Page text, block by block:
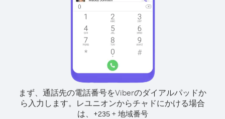
まず、通話先の電話番号をViberのダイアルパッドか
ら入力します。 レユニオンからチャドにかける場合
は、
+235+ 地域番号